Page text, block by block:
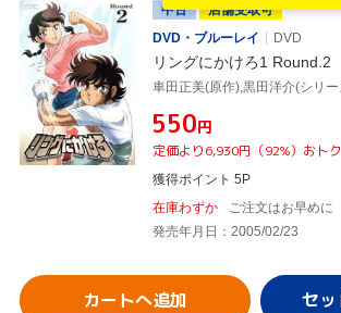
中古
店舗受取可
DVD・ブルーレイ
DVD
リングにかけろ1 Round.2
¥550円
定価より6,930円（92%）おトク
獲得ポイント 5P
在庫わずか
ご注文はお早めに
発売年月日：2005/02/23
カートへ追加